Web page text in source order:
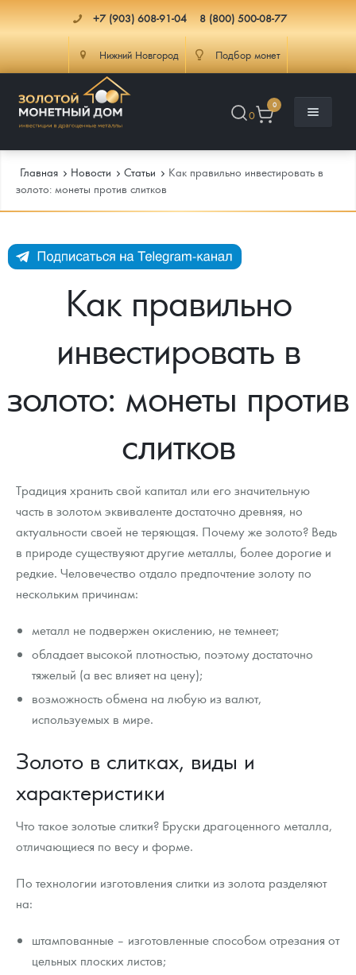
+7 (903) 608-91-04 8 (800) 500-08-77
Нижний Новгород Подбор монет
0
0
Каталог Монет
Инвестиционные монеты
Иностранные
Памятные монеты России и СССР
Монеты Царской России
Монеты стран мира после 1950г
Монеты и жетоны ЗМД
Георгий Победоносец
Аксессуары
Гарри Поттер
Год Лошади
Жетоны "Необыкновенные обитатели глубин"
Ювелирные изделия
Русская нумизматика
Золотая карманная галерея
Наборы подарочных и коллекционных монет
Монеты и жетоны из недрагоценных металлов
Инфо
Как сделать заказ
Клуб ЗМД
Гарантии
Памятка для работы с монетами из драгметаллов
Условия возврата
Монеты
Политика использования Cookies
Положение по обработке и защите персональных данных
Подбор монет
Информация
Аналитика и события
Итоги 2025 года. Прогноз курсов золота, серебра, платины на
Котировки
Скупка слитков
Наши преимущества
Пресс-служба
Главная Новости Cтатьи
Как правильно инвестировать в
золото: монеты против слитков
Как правильно
инвестировать в
золото: монеты против
слитков
Традиция хранить свой капитал или его значительную
часть в золотом эквиваленте достаточно древняя, но
актуальности своей не теряющая. Почему же золото? Ведь
в природе существуяют другие металлы, более дорогие и
редкие. Человечество отдало предпочтение золоту по
нескольким причинам:
металл не подвержен окислению, не темнеет;
обладает высокой плотностью, поэтому достаточно
тяжелый (а вес влияет на цену);
возможность обмена на любую из валют,
используемых в мире.
Золото в слитках, виды и
характеристики
Что такое золотые слитки? Бруски драгоценного металла,
отличающиеся по весу и форме.
По технологии изготовления слитки из золота разделяют
на:
штампованные – изготовленные способом отрезания от
цельных плоских листов;